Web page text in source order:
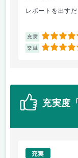
レポートを出す
充実 5
楽単 5
充実度
充実